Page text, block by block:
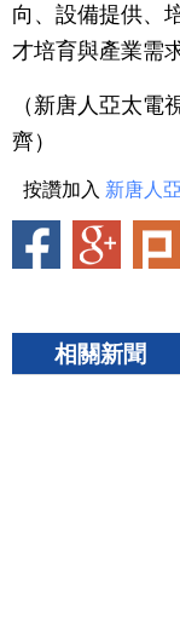
向、設備提供、
才培育與產業需
（新唐人亞太電
齊）
按讚加入 新唐人
相關新聞